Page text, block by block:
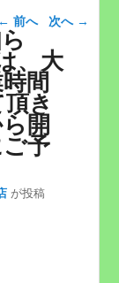
投稿ナビゲー
ション
← 前へ 次へ →
、大
間
き
開
予
が投稿